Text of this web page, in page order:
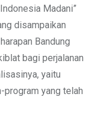
Madani”
disampaikan
Bandung
bagi perjalanan
yaitu
program yang telah